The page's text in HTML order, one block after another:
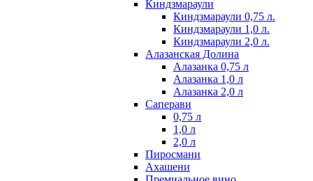
Киндзмараули
Киндзмараули 0,75 л.
Киндзмараули 1,0 л.
Киндзмараули 2,0 л.
Алазанская Долина
Алазанка 0,75 л
Алазанка 1,0 л
Алазанка 2,0 л
Саперави
0,75 л
1,0 л
2,0 л
Пиросмани
Ахашени